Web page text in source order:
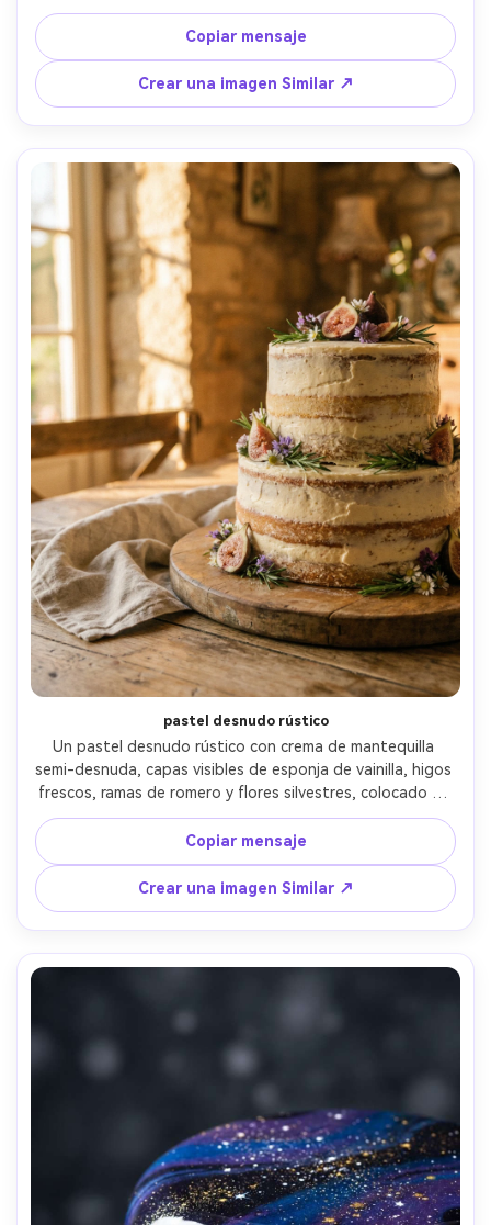
blanco, colocado sobre una mesa de madera pálida, luz
del día aireada, disparado en Sony A7IV, macro de 90 mm,
f/3.2, marco cercano, capas ultra-realistas y brillo crema,
estilo de postre japonés moderno- -ar 4:5
Copiar mensaje
Crear una imagen Similar ↗
pastel desnudo rústico
Un pastel desnudo rústico con crema de mantequilla
semi-desnuda, capas visibles de esponja de vainilla, higos
frescos, ramas de romero y flores silvestres, colocado en
un tablero de pastel de madera con tela de lino, luz cálida
de la hora dorada, disparado en Canon 5D Mark IV, 85 mm,
f/2.2, profundidad poco profunda, clasificación de color
suave como una película, vibe de postre de boda
fotorealista-AR 4:5
Copiar mensaje
Crear una imagen Similar ↗